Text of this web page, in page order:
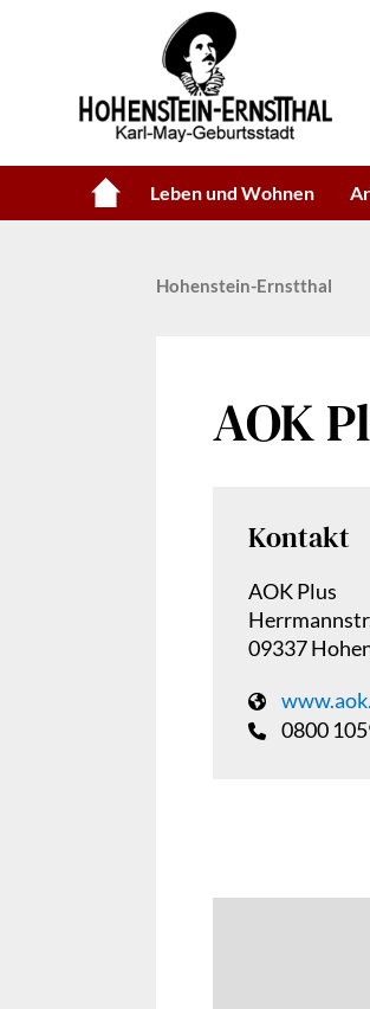
Leben und Wohnen
Hohenstein-Ernstthal
AOK
Kontakt
AOK Plus
09337
0800